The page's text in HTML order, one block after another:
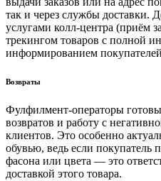
так и через службы доставки.
услугами колл-центра (приём
трекингом товаров с полной
информированием
Возвраты
Фулфилмент-операторы готовы
возвратов и работу с
клиентов. Это особенно
обувью, ведь если покупатель
фасона или цвета — это
доставкой этого товара.